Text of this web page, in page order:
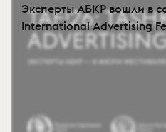
Эксперты АБКР вошли в
International Advertising